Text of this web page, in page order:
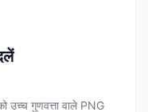
उच्च गुणवत्ता वाले PNG